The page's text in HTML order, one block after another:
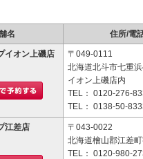
名 住所/電
イオン上磯店
〒049-0111
北海道北斗市七重
イオン上磯店内
TEL： 0120-276-
TEL： 0138-50-
江差店
〒043-0022
北海道檜山郡江差
TEL： 0120-980-